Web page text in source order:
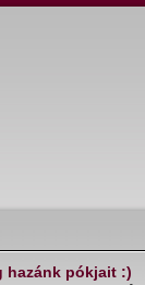
hazánk pókjait :)